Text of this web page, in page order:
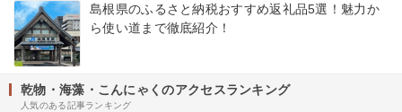
島根県のふるさと納税おすすめ返礼品5選！魅力か
ら使い道まで徹底紹介！
乾物・海藻・こんにゃくのアクセスランキング
人気のある記事ランキング